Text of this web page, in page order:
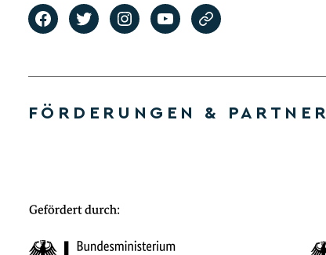
FÖRDERUNGEN & PARTNER